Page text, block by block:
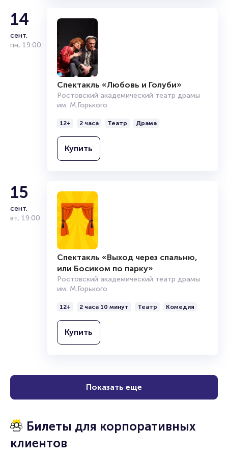
14
сент.
пн, 19:00
Спектакль «Любовь и Голуби»
Ростовский академический театр драмы
им. М.Горького
12+ 2 часа Театр Драма
Купить
15
сент.
вт, 19:00
Спектакль «Выход через спальню,
или Босиком по парку»
Ростовский академический театр драмы
им. М.Горького
12+ 2 часа 10 минут Театр Комедия
Купить
Показать еще
Билеты для корпоративных
клиентов